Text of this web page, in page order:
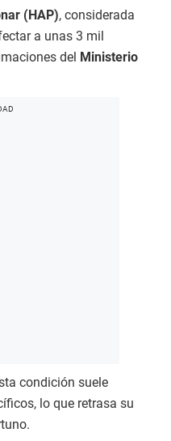
(HAP), considerada
a unas 3 mil
del Ministerio
condición suele
lo que retrasa su